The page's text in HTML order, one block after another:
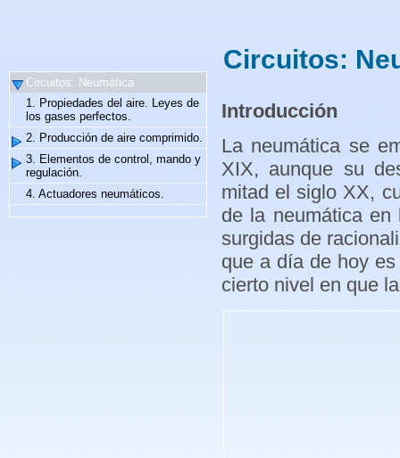
Circuitos: Neumática
1. Propiedades del aire. Leyes de
los gases perfectos.
2. Producción de aire comprimido.
3. Elementos de control, mando y
regulación.
4. Actuadores neumáticos.
Circuitos:
Introducción
La neumática se
XIX, aunque su
mitad el siglo XX,
de la neumática en
surgidas de
que a día de hoy
cierto nivel en que